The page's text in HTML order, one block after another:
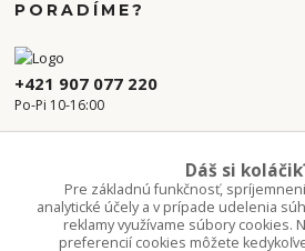
PORADÍME?
+421 907 077 220
Po-Pi 10-16:00
Dáš si
Pre základnú funkčnosť,
analytické účely a v prípade udelenia
reklamy využívame súbory cookies.
preferencií cookies môžete